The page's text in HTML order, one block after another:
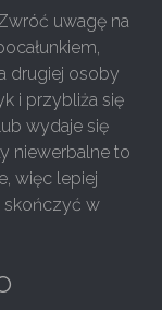
uwagę na
drugiej osoby
i przybliża się
wydaje się
niewerbalne to
więc lepiej
skończyć w